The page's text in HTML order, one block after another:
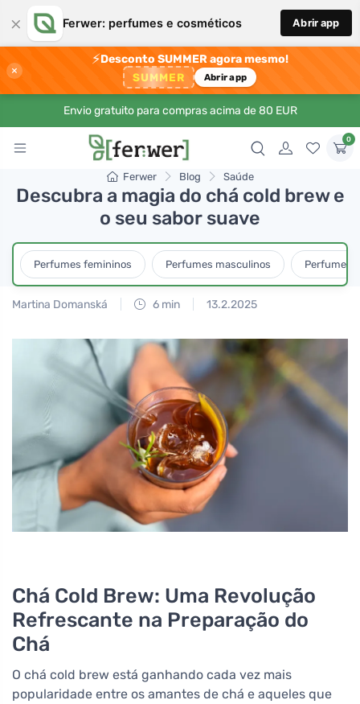
× Ferwer: perfumes e cosméticos Abrir app
×
⚡Desconto SUMMER agora mesmo!
SUMMER Abrir app
Envio gratuito para compras acima de 80 EUR
0
Ferwer Blog Saúde
Descubra a magia do chá cold brew e
o seu sabor suave
Perfumes femininos Perfumes masculinos Perfumes
Martina Domanská 6 min 13.2.2025
Chá Cold Brew: Uma Revolução
Refrescante na Preparação do
Chá
O chá cold brew está ganhando cada vez mais
popularidade entre os amantes de chá e aqueles que